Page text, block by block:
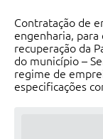
Contratação de
engenharia, para
recuperação da
do município –
regime de
especificações